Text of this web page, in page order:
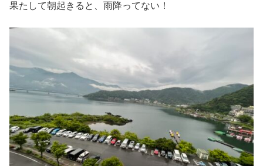
果たして朝起きると、雨降ってない！